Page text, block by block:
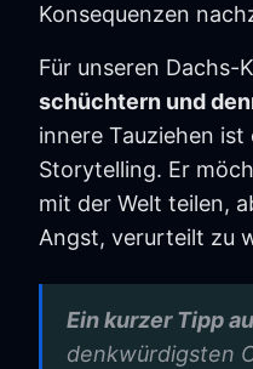
Konsequenzen
Für unseren Dachs-
schüchtern und
innere Tauziehen
Storytelling. Er
mit der Welt teilen,
Angst, verurteilt zu
Ein kurzer Tipp
denkwürdigsten